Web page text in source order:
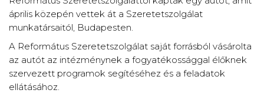
április közepén vettek át a Szeretetszolgálat
munkatársaitól, Budapesten.
A Református Szeretetszolgálat saját forrásból vásárolta
az autót az intézménynek a fogyatékossággal élőknek
szervezett programok segítéséhez és a feladatok
ellátásához.